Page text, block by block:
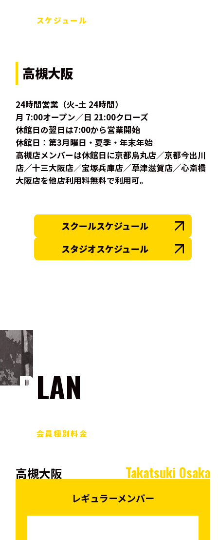
スケジュール
高槻大阪
24時間営業（火-土 24時間）
月 7:00オープン／日 21:00クローズ
休館日の翌日は7:00から営業開始
休館日：第3月曜日・夏季・年末年始
高槻店メンバーは休館日に京都烏丸店／京都今出川
店／十三大阪店／宝塚兵庫店／草津滋賀店／心斎橋
大阪店を他店利用料無料で利用可。
スクールスケジュール
スタジオスケジュール
PLAN
会員種別料金
高槻大阪 Takatsuki Osaka
レギュラーメンバー